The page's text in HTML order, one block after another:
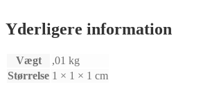
Yderligere information
Vægt
,01 kg
Størrelse 1 × 1 × 1 cm